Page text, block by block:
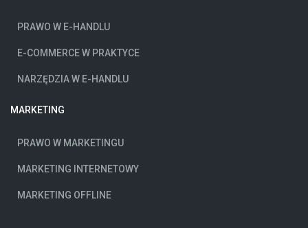
PRAWO W E-HANDLU
E-COMMERCE W PRAKTYCE
NARZĘDZIA W E-HANDLU
MARKETING
PRAWO W MARKETINGU
MARKETING INTERNETOWY
MARKETING OFFLINE